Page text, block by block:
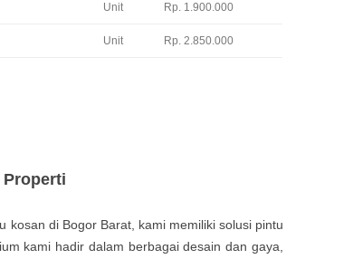
Unit Rp. 1.900.000
Unit Rp. 2.850.000
kosan di Bogor Barat, kami memiliki solusi pintu
kami hadir dalam berbagai desain dan gaya,